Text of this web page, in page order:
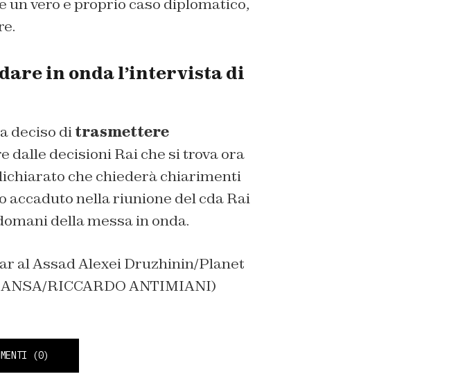
vero e proprio caso diplomatico,
in onda l’intervista di
deciso ditrasmettere
dalle decisioni Rai che si trova ora
che chiederà chiarimenti
nella riunione del cda Rai
della messa in onda.
al Assad Alexei Druzhinin/Planet
RICCARDO ANTIMIANI)
(0)